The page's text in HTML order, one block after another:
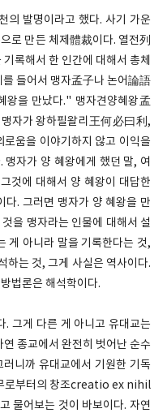
의 발명이라고 했다. 사기 가운
로 만든 체제體裁이다. 열전列
록해서 한 인간에 대해서 총체
를 들어서 맹자孟子나 논어論語
왕을 만났다." 맹자견양혜왕孟
자가 왕하필왈리王何必曰利,
움을 이야기하지 않고 이익을
맹자가 양 혜왕에게 했던 말, 여
것에 대해서 양 혜왕이 대답한
다. 그러면 맹자가 양 혜왕을 만
을 맹자라는 인물에 대해서 설
게 아니라 말을 기록한다는 것,
하는 것, 그게 사실은 역사이다.
법론은 해석학이다.
. 그게 다른 게 아니고 유대교는
종교에서 완전히 벗어난 순수
니까 유대교에서 기원한 기독
로부터의 창조creatio ex nihil
물어보는 것이 바보이다. 자연